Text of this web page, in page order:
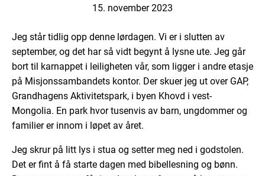
15. november 2023
Jeg står tidlig opp denne lørdagen. Vi er i slutten av
september, og det har så vidt begynt å lysne ute. Jeg går
bort til karnappet i leiligheten vår, som ligger i andre etasje
på Misjonssambandets kontor. Der skuer jeg ut over GAP,
Grandhagens Aktivitetspark, i byen Khovd i vest-
Mongolia. En park hvor tusenvis av barn, ungdommer og
familier er innom i løpet av året.
Jeg skrur på litt lys i stua og setter meg ned i godstolen.
Det er fint å få starte dagen med bibellesning og bønn.